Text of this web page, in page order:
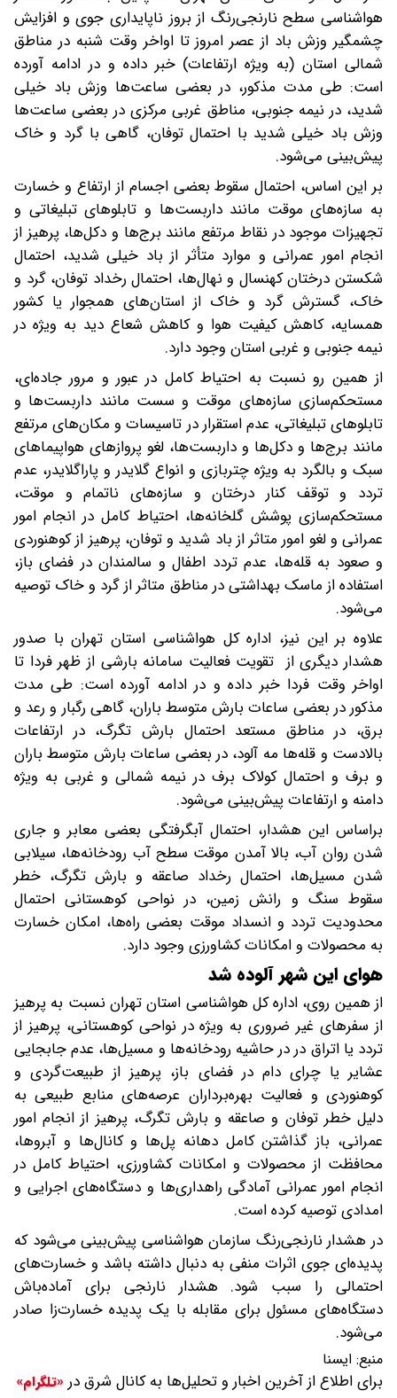
هواشناسی سطح نارنجی‌رنگ از بروز ناپایداری جوی و افزایش
چشمگیر وزش باد از عصر امروز تا اواخر وقت شنبه در مناطق
شمالی استان (به ویژه ارتفاعات) خبر داده و در ادامه آورده
است: طی مدت مذکور، در بعضی ساعت‌ها وزش باد خیلی
شدید، در نیمه جنوبی، مناطق غربی مرکزی در بعضی ساعت‌ها
وزش باد خیلی شدید با احتمال توفان، گاهی با گرد و خاک
پیش‌بینی می‌شود.
بر این اساس، احتمال سقوط بعضی اجسام از ارتفاع و خسارت
به سازه‌های موقت مانند داربست‌ها و تابلوهای تبلیغاتی و
تجهیزات موجود در نقاط مرتفع مانند برج‌ها و دکل‌ها، پرهیز از
انجام امور عمرانی و موارد متأثر از باد خیلی شدید، احتمال
شکستن درختان کهنسال و نهال‌ها، احتمال رخداد توفان، گرد و
خاک، گسترش گرد و خاک از استان‌های همجوار یا کشور
همسایه، کاهش کیفیت هوا و کاهش شعاع دید به ویژه در
نیمه جنوبی و غربی استان وجود دارد.
از همین رو نسبت به احتیاط کامل در عبور و مرور جاده‌ای،
مستحکم‌سازی سازه‌های موقت و سست مانند داربست‌ها و
تابلوهای تبلیغاتی، عدم استقرار در تاسیسات و مکان‌های مرتفع
مانند برج‌ها و دکل‌ها و داربست‌ها، لغو پروازهای هواپیماهای
سبک و بالگرد به ویژه چتربازی و انواع گلایدر و پاراگلایدر، عدم
تردد و توقف کنار درختان و سازه‌های ناتمام و موقت،
مستحکم‌سازی پوشش گلخانه‌ها، احتیاط کامل در انجام امور
عمرانی و لغو امور متاثر از باد شدید و توفان، پرهیز از کوهنوردی
و صعود به قله‌ها، عدم تردد اطفال و سالمندان در فضای باز،
استفاده از ماسک بهداشتی در مناطق متاثر از گرد و خاک توصیه
می‌شود.
علاوه بر این نیز، اداره کل هواشناسی استان تهران با صدور
هشدار دیگری از تقویت فعالیت سامانه بارشی از ظهر فردا تا
اواخر وقت فردا خبر داده و در ادامه آورده است: طی مدت
مذکور در بعضی ساعات بارش متوسط باران، گاهی رگبار و رعد و
برق، در مناطق مستعد احتمال بارش تگرگ، در ارتفاعات
بالادست و قله‌ها مه آلود، در بعضی ساعات بارش متوسط باران
و برف و احتمال کولاک برف در نیمه شمالی و غربی به ویژه
دامنه و ارتفاعات پیش‌بینی می‌شود.
براساس این هشدار، احتمال آبگرفتگی بعضی معابر و جاری
شدن روان آب، بالا آمدن موقت سطح آب رودخانه‌ها، سیلابی
شدن مسیل‌ها، احتمال رخداد صاعقه و بارش تگرگ، خطر
سقوط سنگ و رانش زمین، در نواحی کوهستانی احتمال
محدودیت تردد و انسداد موقت بعضی راه‌ها، امکان خسارت
به محصولات و امکانات کشاورزی وجود دارد.
هوای این شهر آلوده شد
از همین روی، اداره کل هواشناسی استان تهران نسبت به پرهیز
از سفرهای غیر ضروری به ویژه در نواحی کوهستانی، پرهیز از
تردد یا اتراق در در حاشیه رودخانه‌ها و مسیل‌ها، عدم جابجایی
عشایر یا چرای دام در فضای باز، پرهیز از طبیعت‌گردی و
کوهنوردی و فعالیت بهره‌برداران عرصه‌های منابع طبیعی به
دلیل خطر توفان و صاعقه و بارش تگرگ، پرهیز از انجام امور
عمرانی، باز گذاشتن کامل دهانه پل‌ها و کانال‌ها و آبروها،
محافظت از محصولات و امکانات کشاورزی، احتیاط کامل در
انجام امور عمرانی آمادگی راهداری‌ها و دستگاه‌های اجرایی و
امدادی توصیه کرده است.
در هشدار نارنجی‌رنگ سازمان هواشناسی پیش‌بینی می‌شود که
پدیده‌ای جوی اثرات منفی به دنبال داشته باشد و خسارت‌های
احتمالی را سبب شود. هشدار نارنجی برای آماده‌باش
دستگاه‌های مسئول برای مقابله با یک پدیده خسارت‌زا صادر
می‌شود.
منبع: ایسنا
برای اطلاع از آخرین اخبار و تحلیل‌ها به کانال شرق در «تلگرام»